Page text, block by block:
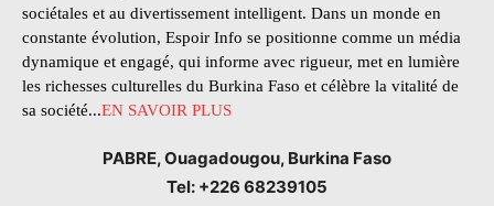
sociétales et au divertissement intelligent. Dans un monde en
constante évolution, Espoir Info se positionne comme un média
dynamique et engagé, qui informe avec rigueur, met en lumière
les richesses culturelles du Burkina Faso et célèbre la vitalité de
sa société...EN SAVOIR PLUS
PABRE, Ouagadougou, Burkina Faso
Tel: +226 68239105